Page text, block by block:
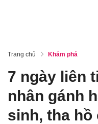
Trang chủ Khám phá
7 ngày liên
nhân gánh
sinh, tha hồ